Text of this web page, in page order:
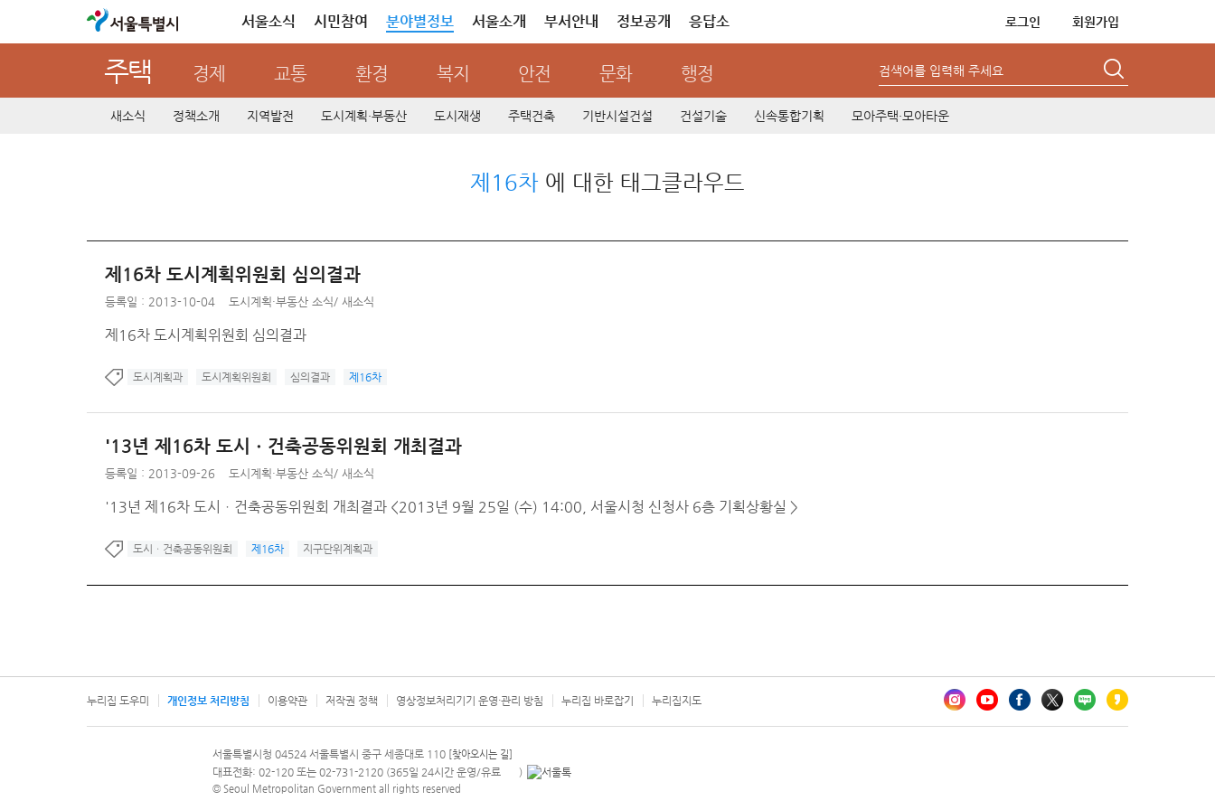
서울특별시 서울소식 시민참여 분야별정보 서울소개 부서안내 정보공개 응답소 로그인 회원가입
주택 경제 교통 환경 복지 안전 문화 행정 검색어를 입력해 주세요
새소식 정책소개 지역발전 도시계획·부동산 도시재생 주택건축 기반시설건설 건설기술 신속통합기획 모아주택·모아타운
제16차 에 대한 태그클라우드
제16차 도시계획위원회 심의결과
등록일 : 2013-10-04 도시계획·부동산 소식/ 새소식
제16차 도시계획위원회 심의결과
도시계획과 도시계획위원회 심의결과 제16차
'13년 제16차 도시ㆍ건축공동위원회 개최결과
등록일 : 2013-09-26 도시계획·부동산 소식/ 새소식
'13년 제16차 도시ㆍ건축공동위원회 개최결과 <2013년 9월 25일 (수) 14:00, 서울시청 신청사 6층 기획상황실 >
도시ㆍ건축공동위원회 제16차 지구단위계획과
누리집 도우미 개인정보 처리방침 이용약관 저작권 정책 영상정보처리기기 운영·관리 방침 누리집 바로잡기 누리집지도
문의 전화번호 120, 120 다산콜재단
서울특별시청 04524 서울특별시 중구 세종대로 110 [찾아오시는 길]
대표전화: 02-120 또는 02-731-2120 (365일 24시간 운영/유료 안내팝업 열기
)
© Seoul Metropolitan Government all rights reserved